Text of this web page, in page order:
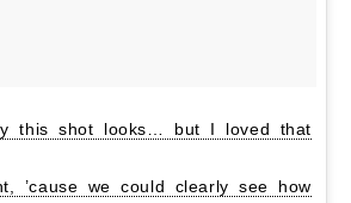
this shot looks… but I loved that
’cause we could clearly see how